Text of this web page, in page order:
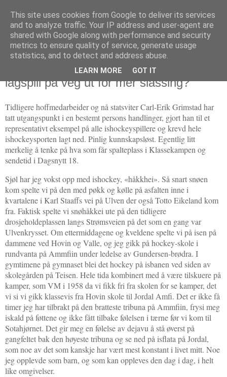
Politikus
fredag 19. november 2010
Ishockey: Ufarlig idrett, men teknikk og
lagspill på veg ut for mer slåssing?
Tidligere hoffmedarbeider og nå statsviter Carl-Erik Grimstad har
tatt utgangspunkt i en bestemt persons handlinger, gjort han til et
representativt eksempel på alle ishockeyspillere og krevd hele
ishockeysporten lagt ned. Pinlig kunnskapsløst. Egentlig litt
merkelig å tenke på hva som får spalteplass i Klassekampen og
sendetid i Dagsnytt 18.
Sjøl har jeg vokst opp med ishockey, «håkkhei». Så snart snøen
kom spelte vi på den med pøkk og kølle på asfalten inne i
kvartalene i Karl Staaffs vei på Ulven der også Totto Eikeland kom
fra. Faktisk spelte vi snøhåkkei ute på den tidligere
drosjeholdeplassen langs Strømsveien på det som en gang var
Ulvenkrysset. Om ettermiddagene og kveldene spelte vi på isen på
dammene ved Hovin og Valle, og jeg gikk på hockey-skole i
rundvanta på Ammfiin under ledelse av Gundersen-brødra. I
gymtimene på gymnaset blei det hockey på isbanen ved siden av
skolegården på Teisen. Hele tida kombinert med å være tilskuere på
kamper, som VM i 1958 da vi fikk fri fra skolen for se kamper, det
vi si vi gikk klassevis fra Hovin skole til Jordal Amfi. Det er ikke få
timer jeg har tilbrakt på den bratteste tribuna på Ammfiin, frysi meg
iskald på føttene og ikke fått tilbake følelsen i tærne før vi kom til
Sotahjørnet. Det gir meg en følelse av dejavu å stå øverst på
gangfeltet bak den høyeste tribuna og se ned på isflata på Jordal,
som noe av det som kanskje har vært mest konstant i livet mitt. Noe
jeg opplevde som barn, og som kan oppleves den dag i dag, i helt
like omgivelser.
This site uses cookies from Google to deliver its services
and to analyze traffic. Your IP address and user-agent are
shared with Google along with performance and security
metrics to ensure quality of service, generate usage
statistics, and to detect and address abuse.
LEARN MORE GOT IT